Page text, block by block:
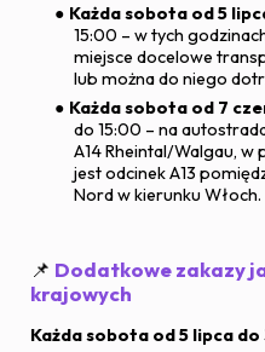
Każda sobota od 5
15:00 – w tych
miejsce docelowe
lub można do niego
Każda sobota od 7
do 15:00 – na
A14 Rheintal/Walgau,
jest odcinek A13
Nord w kierunku Włoch.
📌 Dodatkowe zakazy
krajowych
Każda sobota od 5 lipca